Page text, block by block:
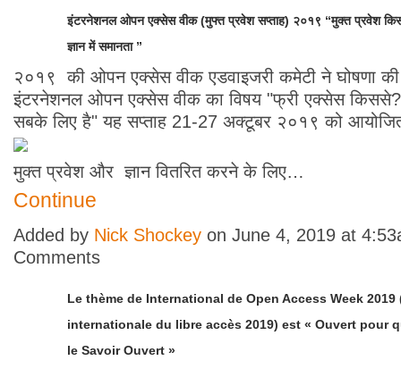
इंटरनेशनल ओपन एक्सेस वीक (मुफ्त प्रवेश सप्ताह) २०१९ “मुक्त प्रवेश
ज्ञान में समानता ”
२०१९ की ओपन एक्सेस वीक एडवाइजरी कमेटी ने घोषणा
इंटरनेशनल ओपन एक्सेस वीक का विषय "फ्री एक्सेस
सबके लिए है" यह सप्ताह 21-27 अक्टूबर २०१९ को
मुक्त प्रवेश और ज्ञान वितरित करने के लिए…
Continue
Added by Nick Shockey on June 4, 2019 at
Comments
Le thème de International de Open Access Week 2019
internationale du libre accès 2019) est « Ouvert pour
le Savoir Ouvert »